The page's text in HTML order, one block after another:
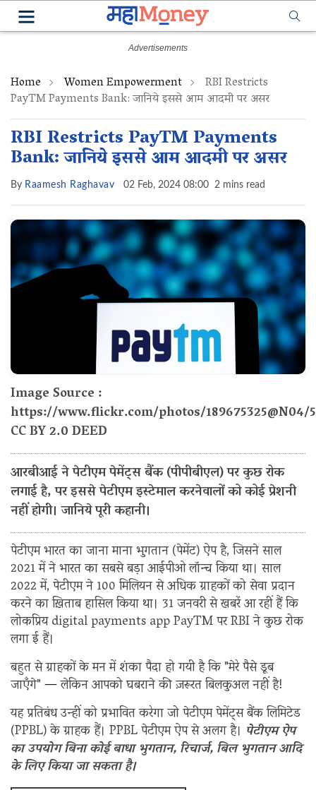
Home Women Empowerment RBI Restricts
PayTM Payments Bank: जानिये इससे आम आदमी पर असर‌
RBI Restricts PayTM Payments
Bank: जानिये इससे आम आदमी पर असर‌
By Raamesh Raghavav 02 Feb, 2024 08:00 2 mins read
Image Source :
https://www.flickr.com/photos/189675325@N04/
CC BY 2.0 DEED
आरबीआई ने पेटीएम पेमेंट्स बैंक (पीपीबीएल) पर कुछ रोक
लगाई है, पर इससे पेटीएम इस्टेमाल करनेवालों को कोई प्रेशनी
नहीं होगी। जानिये पूरी कहानी।
पेटीएम भारत का जाना माना भुगतान (पेमेंट) ऐप है, जिसने साल
2021 में ने भारत का सबसे बड़ा आईपीओ लॉन्च किया था। साल
2022 में, पेटीएम ने 100 मिलियन से अधिक ग्राहकों को सेवा प्रदान
करने का ख़िताब हासिल किया था। 31 जनवरी से खबरें आ रहीं हैं कि
लोकप्रिय digital payments app PayTM पर RBI ने कुछ रोक
लगा ई हैं।
बहुत से ग्राहकों के मन में शंका पैदा हो गयी है कि "मेरे पैसे डूब
जाएँगे"—लेकिन आपको घ‌बराने की ज़रूरत बिलकुअल‌ नहीं है!
यह प्रतिबंध उन्हीं को प्रभावित करेगा जो पेटीएम पेमेंट्स बैंक लिमिटेड‌
(PPBL) के ग्राहक हैं। PPBL पेटीएम ऐप से अलग है। पेटीएम ऐप
का उपयोग बिना कोई बाधा भुगतान, रिचार्ज, बिल भुगतान आदि
के लिए किया जा सकता है।